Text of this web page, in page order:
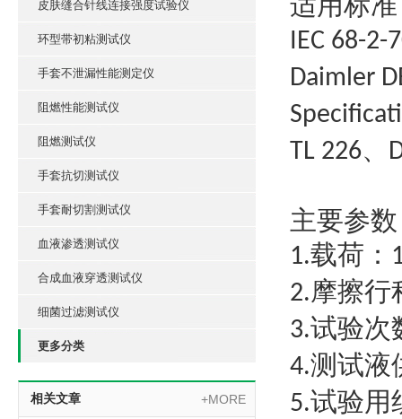
皮肤缝合针线连接强度试验仪
环型带初粘测试仪
手套不泄漏性能测定仪
阻燃性能测试仪
阻燃测试仪
手套抗切测试仪
手套耐切割测试仪
血液渗透测试仪
合成血液穿透测试仪
细菌过滤测试仪
更多分类
相关文章 +MORE
IEC 68-2-
Daimler
TL 226、
主要参
1.载荷：
2.摩擦行
3.试验次
4.测试液
5.试验用